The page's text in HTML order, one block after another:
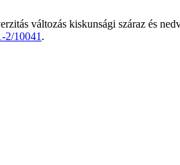
változás kiskunsági száraz és
2/10041 .